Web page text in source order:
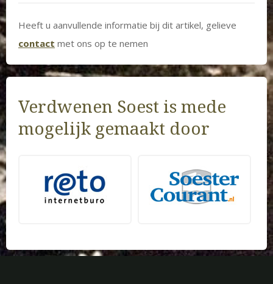
Heeft u aanvullende informatie bij dit artikel, gelieve
contact met ons op te nemen
Verdwenen Soest is mede
mogelijk gemaakt door